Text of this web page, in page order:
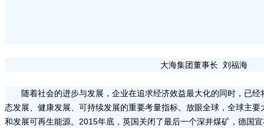
大海集团董事长 刘福海
随着社会的进步与发展，企业在追求经济效益最大化的同时，已
态发展、健康发展、可持续发展的重要考量指标。放眼全球，全球主
和发展可再生能源。2015年底，英国关闭了最后一个深井煤矿，德国